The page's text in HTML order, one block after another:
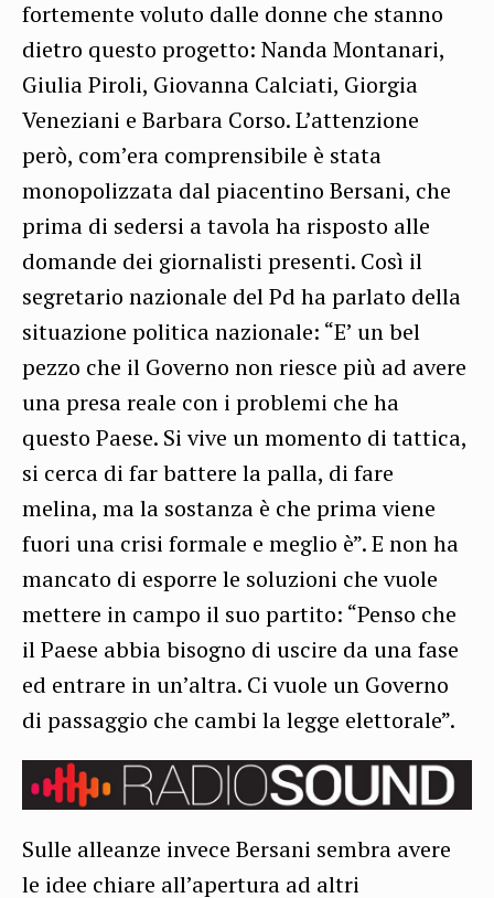
fortemente voluto dalle donne che stanno
dietro questo progetto: Nanda Montanari,
Giulia Piroli, Giovanna Calciati, Giorgia
Veneziani e Barbara Corso. L’attenzione
però, com’era comprensibile è stata
monopolizzata dal piacentino Bersani, che
prima di sedersi a tavola ha risposto alle
domande dei giornalisti presenti. Così il
segretario nazionale del Pd ha parlato della
situazione politica nazionale: “E’ un bel
pezzo che il Governo non riesce più ad avere
una presa reale con i problemi che ha
questo Paese. Si vive un momento di tattica,
si cerca di far battere la palla, di fare
melina, ma la sostanza è che prima viene
fuori una crisi formale e meglio è”. E non ha
mancato di esporre le soluzioni che vuole
mettere in campo il suo partito: “Penso che
il Paese abbia bisogno di uscire da una fase
ed entrare in un’altra. Ci vuole un Governo
di passaggio che cambi la legge elettorale”.
Sulle alleanze invece Bersani sembra avere
le idee chiare all’apertura ad altri